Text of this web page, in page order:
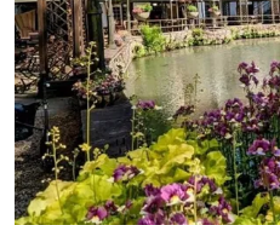
Ausstattung
Für 6 Tage